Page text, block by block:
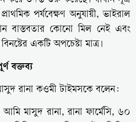
পর্যবেক্ষণ অনুযায়ী, ভাইরাল
বাস্তবতার কোনো মিল নেই এবং
একটি অপচেষ্টা মাত্র।
বক্তব্য
রানা কওমী টাইমসকে বলেন:
মাসুদ রানা, রানা ফার্মেসি, ৬০